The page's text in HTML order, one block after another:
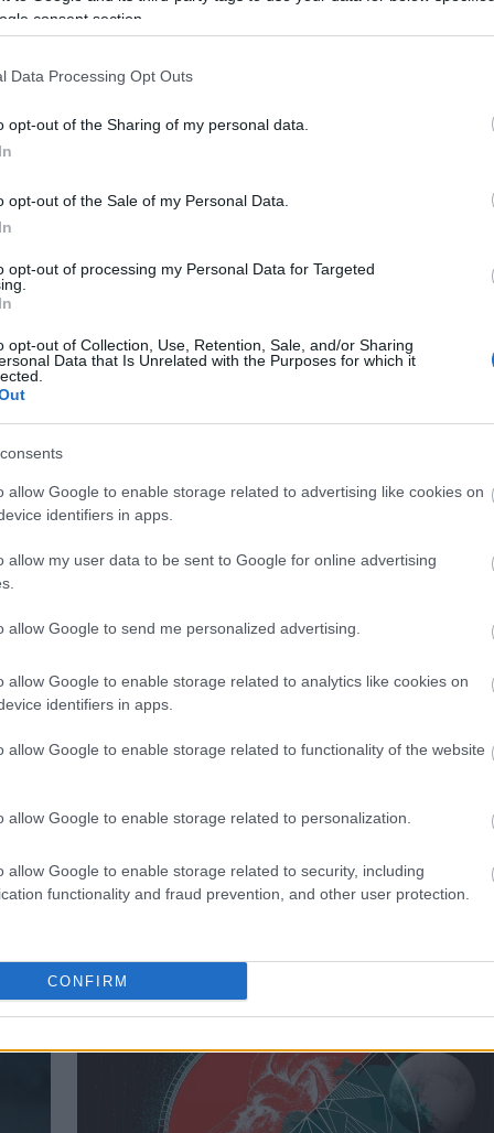
consent section.
Data Processing Opt Outs
opt-out of the Sharing of my personal data.
opt-out of the Sale of my Personal Data.
opt-out of processing my Personal Data for Targeted
opt-out of Collection, Use, Retention, Sale, and/or Sharing
Data that Is Unrelated with the Purposes for which it
allow Google to enable storage related to advertising like cookies on
identifiers in apps.
allow my user data to be sent to Google for online advertising
allow Google to send me personalized advertising.
allow Google to enable storage related to analytics like cookies on
identifiers in apps.
allow Google to enable storage related to functionality of the website
allow Google to enable storage related to personalization.
allow Google to enable storage related to security, including
functionality and fraud prevention, and other user protection.
CONFIRM
22.6/22.7
23.7/22.8
ΑΙΓΟΚΕΡΩΣ
ΥΔΡΟΧΟΟΣ
Ζώδια σήμερα (8/8): Ευκαιρία
μπουν σε τάξη μικρές
εκκρεμότητες - Τι προβλέπεται